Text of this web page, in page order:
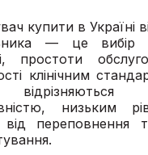
купити в Україні
— це вибір
простоти
клінічним
низьким
переповнення